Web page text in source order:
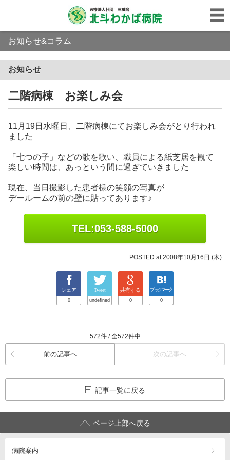
お知らせ&コラム
お知らせ
二階病棟 お楽しみ会
11月19日水曜日、二階病棟にてお楽しみ会がとり行われ
ました
「七つの子」などの歌を歌い、職員による紙芝居を観て
楽しい時間は、あっという間に過ぎていきました
現在、当日撮影した患者様の笑顔の写真が
デールームの前の壁に貼ってあります♪
TEL:053-588-5000
POSTED at 2008年10月16日 (木)
シェア
0
Tweet
undefined
共有する
0
ブックマーク
0
572件 / 全572件中
前の記事へ 次の記事へ
記事一覧に戻る
ページ上部へ戻る
病院案内